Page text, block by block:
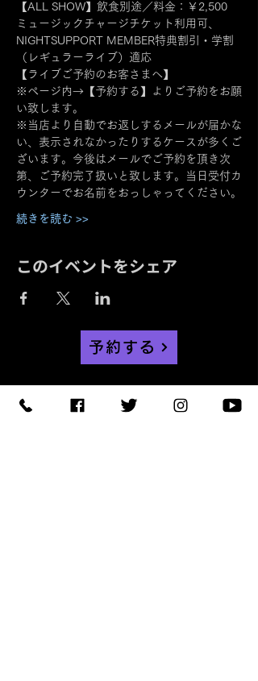
【ALL SHOW】飲食別途／料金：￥2,500
ミュージックチャージチケット利用可、
NIGHTSUPPORT MEMBER特典割引・学割
（レギュラーライブ）適応
【ライブご予約のお客さまへ】
※ページ内→【予約する】よりご予約をお願
い致します。
※当店より自動でお返しするメールが届かな
い、表示されなかったりするケースが多くご
ざいます。今後はメールでご予約を頂き次
第、ご予約完了扱いと致します。当日受付カ
ウンターでお名前をおっしゃってください。
続きを読む >>
このイベントをシェア
予約する